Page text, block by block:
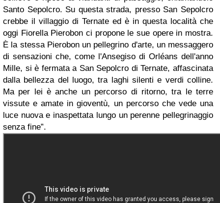
Santo Sepolcro. Su questa strada, presso San Sepolcro
crebbe il villaggio di Ternate ed è in questa località che
oggi Fiorella Pierobon ci propone le sue opere in mostra.
È la stessa Pierobon un pellegrino d'arte, un messaggero
di sensazioni che, come l'Ansegiso di Orléans dell'anno
Mille, si è fermata a San Sepolcro di Ternate, affascinata
dalla bellezza del luogo, tra laghi silenti e verdi colline.
Ma per lei è anche un percorso di ritorno, tra le terre
vissute e amate in gioventù, un percorso che vede una
luce nuova e inaspettata lungo un perenne pellegrinaggio
senza fine”.